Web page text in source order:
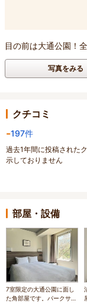
目の前は大通公園！
写真をみる
クチコミ
-197件
過去1年間に投稿された
示しておりません
部屋・設備
7室限定の大通公園に面し
た角部屋です。パークサイ